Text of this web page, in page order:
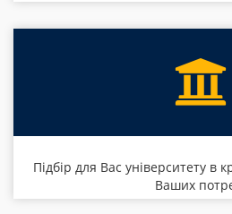
Підбір для Вас університету в
Ваших